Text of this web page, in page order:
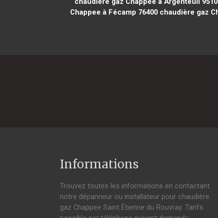
Chappee à Fécamp 76400 chaudière gaz
Informations
Trouvez toutes les informations en contactant
notre dépanneur ou installateur pour chaudière
gaz Chappee Saint Étienne du Rouvray. Tarifs